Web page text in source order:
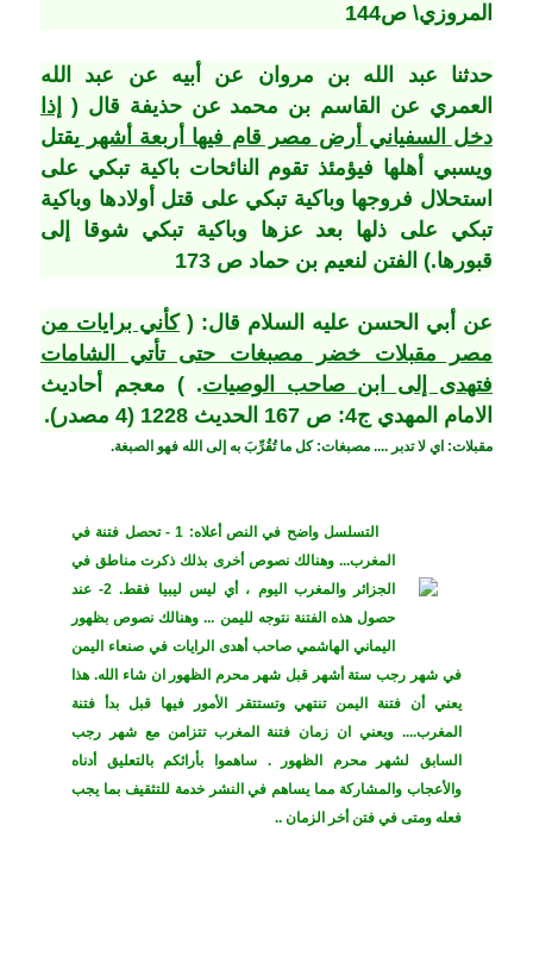
المروزي\ ص144
حدثنا عبد الله بن مروان عن أبيه عن عبد الله
العمري عن القاسم بن محمد عن حذيفة قال (
إذا
دخل السفياني أرض مصر قام فيها أربعة أشهر يقتل
ويسبي أهلها فيؤمئذ تقوم النائحات باكية تبكي على
استحلال فروجها وباكية تبكي على قتل أولادها وباكية
تبكي على ذلها بعد عزها وباكية تبكي شوقا إلى
قبورها.) الفتن لنعيم بن حماد ص 173
عن أبي الحسن عليه السلام قال: (كأني برايات من
مصر مقبلات خضر مصبغات حتى تأتي الشامات
فتهدى إلى ابن صاحب الوصيات. ) معجم أحاديث
الامام المهدي ج4: ص 167 الحديث 1228 (4 مصدر).
مقبلات: اي لا تدبر .... مصبغات: كل ما تُقُرِّبَ به إلى الله فهو الصبغة.
التسلسل واضح في النص أعلاه: 1 - تحصل فتنة في
المغرب... وهنالك نصوص أخرى بذلك ذكرت مناطق في
الجزائر والمغرب اليوم ، أي ليس ليبيا فقط. 2- عند
حصول هذه الفتنة نتوجه لليمن ... وهنالك نصوص بظهور
اليماني الهاشمي صاحب أهدى الرايات في صنعاء اليمن
في شهر رجب ستة أشهر قبل شهر محرم الظهور ان شاء الله. هذا
يعني أن فتنة اليمن تنتهي وتستتقر الأمور فيها قبل بدأ فتنة
المغرب.... ويعني ان زمان فتنة المغرب تتزامن مع شهر رجب
السابق لشهر محرم الظهور . ساهموا بأرائكم بالتعليق أدناه
والأعجاب والمشاركة مما يساهم في النشر خدمة للتثقيف بما يجب
فعله ومتى في فتن أخر الزمان ..